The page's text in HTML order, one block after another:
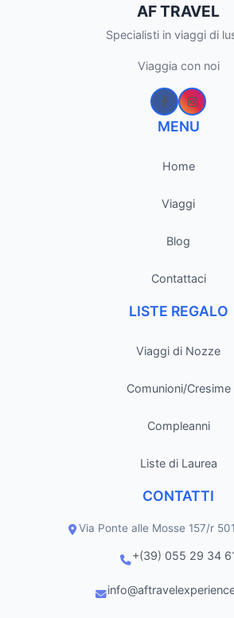
AF TRAVEL
Specialisti in viaggi di
Viaggia con noi
MENU
Home
Viaggi
Blog
Contattaci
LISTE REGALO
Viaggi di Nozze
Comunioni/Cresime
Compleanni
Liste di Laurea
CONTATTI
Via Ponte alle Mosse 157/r
+(39) 055 29 34